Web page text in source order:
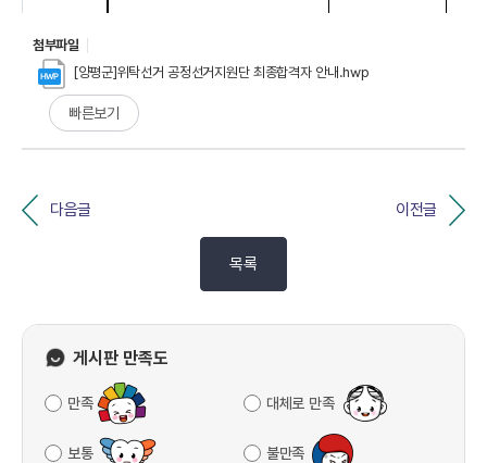
첨부파일
[양평군]위탁선거 공정선거지원단 최종합격자 안내.hwp
빠른보기
다음글 이전글
목록
게시판 만족도
만족 대체로 만족
보통 불만족